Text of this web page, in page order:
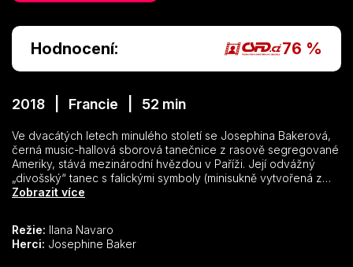
Hodnocení: 76 %
2018 | Francie | 52 min
Ve dvacátých letech minulého století se Josephina Bakerová,
černá music-hallová sborová tanečnice z rasově segregované
Ameriky, stává mezinárodní hvězdou v Paříži. Její odvážný
„divošský“ tanec s falickými symboly (minisukně vytvořená z
banánů) přináší do Evropy nevídanou modernitu, která
letech se Bakerová setkává s rasismem a důslednou
segregací. Film režisérky Ilany Navarové vypráví příběh jejího
Zobrazit více
Režie: Ilana Navaro
Herci: Josephine Baker